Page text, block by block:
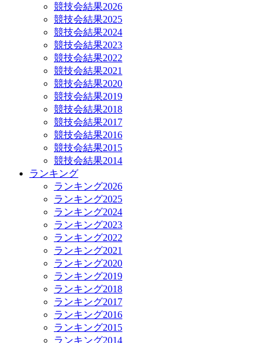
競技会結果2026
競技会結果2025
競技会結果2024
競技会結果2023
競技会結果2022
競技会結果2021
競技会結果2020
競技会結果2019
競技会結果2018
競技会結果2017
競技会結果2016
競技会結果2015
競技会結果2014
ランキング
ランキング2026
ランキング2025
ランキング2024
ランキング2023
ランキング2022
ランキング2021
ランキング2020
ランキング2019
ランキング2018
ランキング2017
ランキング2016
ランキング2015
ランキング2014